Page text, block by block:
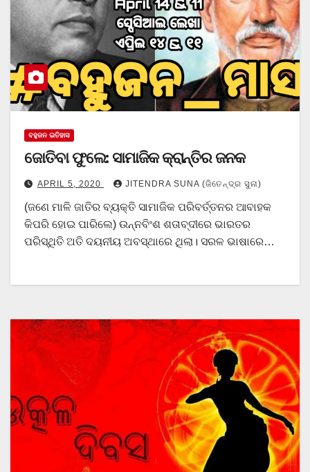
ବହୁଜନ ଇତିହାସ
ଜୋତିବା ଫୁଲେ: ସାମାଜିକ କ୍ରାନ୍ତିର ଜନକ
APRIL 5, 2020 JITENDRA SUNA (ଜିତେନ୍ଦ୍ର ସୁନା)
(ଜଣେ ମାଳି ଜାତିର ବ୍ୟକ୍ତି ସାମାଜିକ ପରିବର୍ତ୍ତନର ଆବାହକ
କିପରି ହୋଇ ପାରିଲେ) ଉନ୍ନବିଂଶ ଶତାବ୍ଦୀରେ ଭାରତର
ପରିସ୍ଥିତି ଅତି ଦୟନୀୟ ଅବସ୍ଥାରେ ଥିଲା। ସରଳ ଭାଷାରେ…